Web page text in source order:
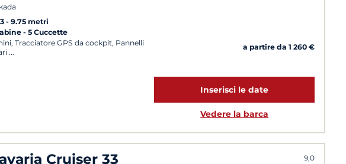
9.75 metri
5 Cuccette
Tracciatore GPS da cockpit, Pannelli
a partire da 1 260 €
Inserisci le date
Vedere la barca
Cruiser 33 9,0